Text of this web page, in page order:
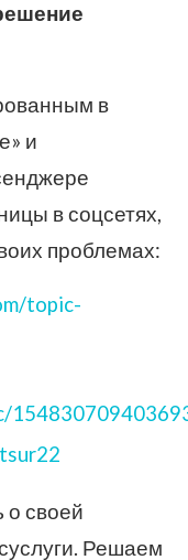
в
и
в соцсетях,
проблемах:
topic-
о своей
Решаем